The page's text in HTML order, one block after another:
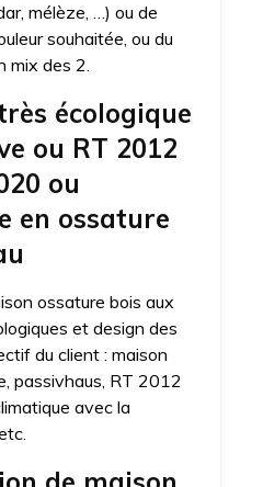
mélèze, …) ou de
souhaitée, ou du
mix des 2.
écologique
ou RT 2012
ou
en ossature
ossature bois aux
et design des
du client : maison
passivhaus, RT 2012
avec la